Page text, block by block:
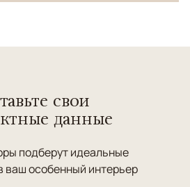
свои
данные
подберут идеальные
ваш особенный интерьер